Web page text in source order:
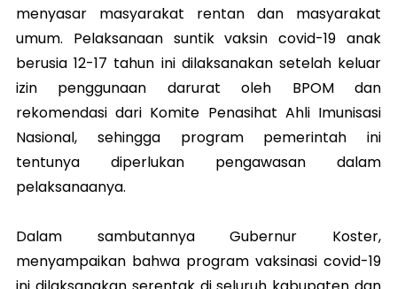
menyasar masyarakat rentan dan masyarakat
umum. Pelaksanaan suntik vaksin covid-19 anak
berusia 12-17 tahun ini dilaksanakan setelah keluar
izin penggunaan darurat oleh BPOM dan
rekomendasi dari Komite Penasihat Ahli Imunisasi
Nasional, sehingga program pemerintah ini
tentunya diperlukan pengawasan dalam
pelaksanaanya.
Dalam sambutannya Gubernur Koster,
menyampaikan bahwa program vaksinasi covid-19